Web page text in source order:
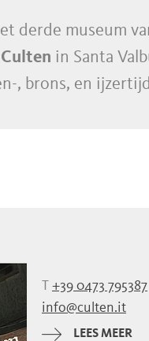
derde museum
in Santa
, brons, en
T +39 0473 795387
info@culten.it
LEES MEER